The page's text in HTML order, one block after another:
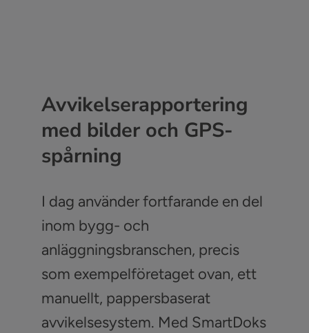
Avvikelserapportering
med bilder och GPS-
spårning
I dag använder fortfarande en del
inom bygg- och
anläggningsbranschen, precis
som exempelföretaget ovan, ett
manuellt, pappersbaserat
avvikelsesystem. Med SmartDoks